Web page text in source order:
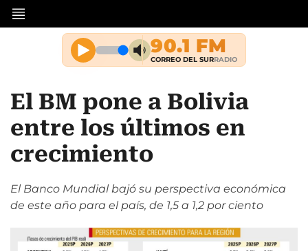
El BM pone a Bolivia
entre los últimos en
crecimiento
El Banco Mundial bajó su perspectiva económica
de este año para el país, de 1,5 a 1,2 por ciento